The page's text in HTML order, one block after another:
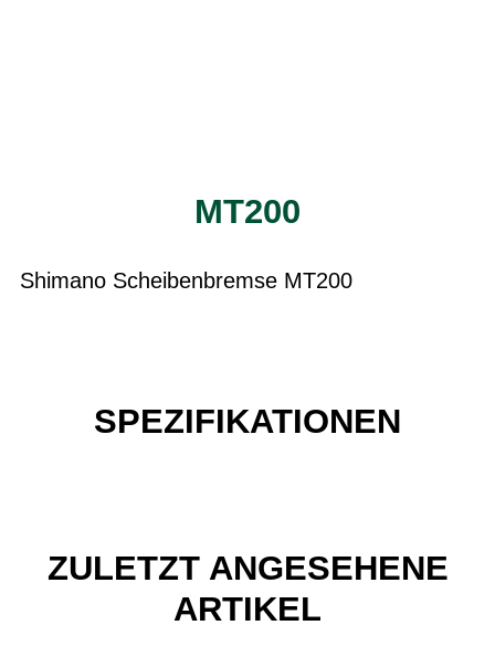
MT200
Shimano Scheibenbremse MT200
SPEZIFIKATIONEN
ZULETZT ANGESEHENE
ARTIKEL